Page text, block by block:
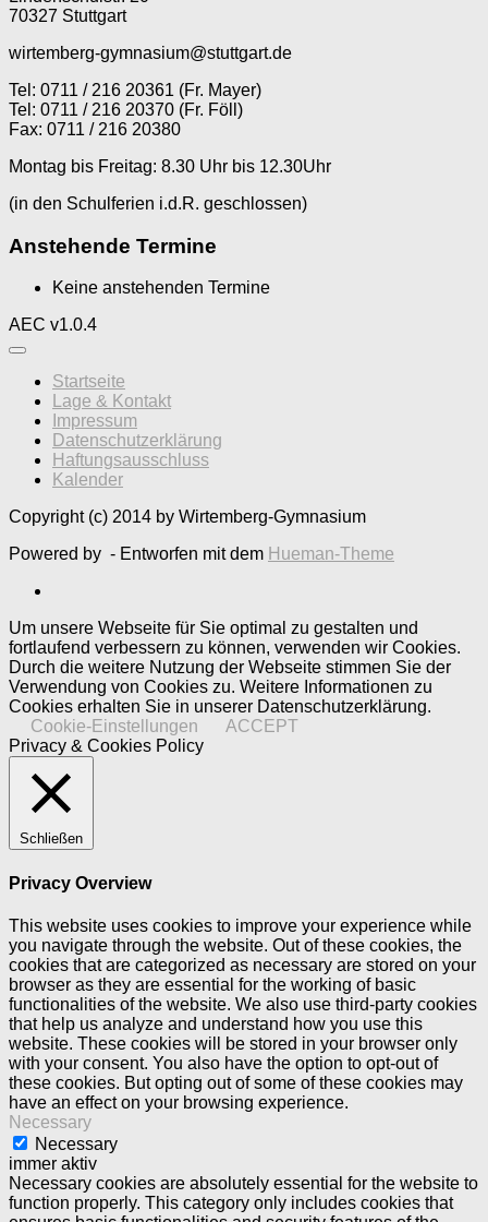
70327 Stuttgart
wirtemberg-gymnasium@stuttgart.de
Tel: 0711 / 216 20361 (Fr. Mayer)
Tel: 0711 / 216 20370 (Fr. Föll)
Fax: 0711 / 216 20380
Montag bis Freitag: 8.30 Uhr bis 12.30Uhr
(in den Schulferien i.d.R. geschlossen)
Anstehende Termine
Keine anstehenden Termine
AEC v1.0.4
Startseite
Lage & Kontakt
Impressum
Datenschutzerklärung
Haftungsausschluss
Kalender
Copyright (c) 2014 by Wirtemberg-Gymnasium
Powered by - Entworfen mit dem Hueman-Theme
Um unsere Webseite für Sie optimal zu gestalten und
fortlaufend verbessern zu können, verwenden wir Cookies.
Durch die weitere Nutzung der Webseite stimmen Sie der
Verwendung von Cookies zu. Weitere Informationen zu
Cookies erhalten Sie in unserer Datenschutzerklärung.
Cookie-Einstellungen
ACCEPT
Privacy & Cookies Policy
Schließen
Privacy Overview
This website uses cookies to improve your experience while
you navigate through the website. Out of these cookies, the
cookies that are categorized as necessary are stored on your
browser as they are essential for the working of basic
functionalities of the website. We also use third-party cookies
that help us analyze and understand how you use this
website. These cookies will be stored in your browser only
with your consent. You also have the option to opt-out of
these cookies. But opting out of some of these cookies may
have an effect on your browsing experience.
Necessary
Necessary
immer aktiv
Necessary cookies are absolutely essential for the website to
function properly. This category only includes cookies that